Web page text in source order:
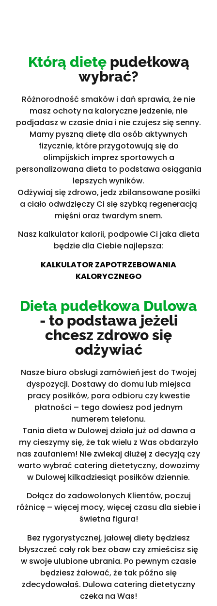
Którą dietępudełkową
wybrać?
Różnorodność smaków i dań sprawia, że nie
masz ochoty na kaloryczne jedzenie, nie
podjadasz w czasie dnia i nie czujesz się senny.
Mamy pyszną dietę dla osób aktywnych
fizycznie, które przygotowują się do
olimpijskich imprez sportowych a
personalizowana dieta to podstawa osiągania
lepszych wyników.
Odżywiaj się zdrowo, jedz zbilansowane posiłki
a ciało odwdzięczy Ci się szybką regeneracją
mięśni oraz twardym snem.
Nasz kalkulator kalorii, podpowie Ci jaka dieta
będzie dla Ciebie najlepsza:
KALKULATOR ZAPOTRZEBOWANIA
KALORYCZNEGO
Dieta pudełkowa Dulowa
- to podstawa jeżeli
chcesz zdrowo się
odżywiać
Nasze biuro obsługi zamówień jest do Twojej
dyspozycji. Dostawy do domu lub miejsca
pracy posiłków, pora odbioru czy kwestie
płatności – tego dowiesz pod jednym
numerem telefonu.
Tania dieta w Dulowej działa już od dawna a
my cieszymy się, że tak wielu z Was obdarzyło
nas zaufaniem! Nie zwlekaj dłużej z decyzją czy
warto wybrać catering dietetyczny, dowozimy
w Dulowej kilkadziesiąt posiłków dziennie.
Dołącz do zadowolonych Klientów, poczuj
różnicę – więcej mocy, więcej czasu dla siebie i
świetna figura!
Bez rygorystycznej, jałowej diety będziesz
błyszczeć cały rok bez obaw czy zmieścisz się
w swoje ulubione ubrania. Po pewnym czasie
będziesz żałować, że tak późno się
zdecydowałaś. Dulowa catering dietetyczny
czeka na Was!